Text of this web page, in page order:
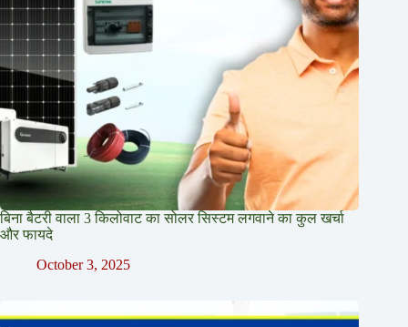
बिना बैटरी वाला 3 किलोवाट का सोलर सिस्टम लगवाने का कुल खर्चा
और फायदे
October 3, 2025